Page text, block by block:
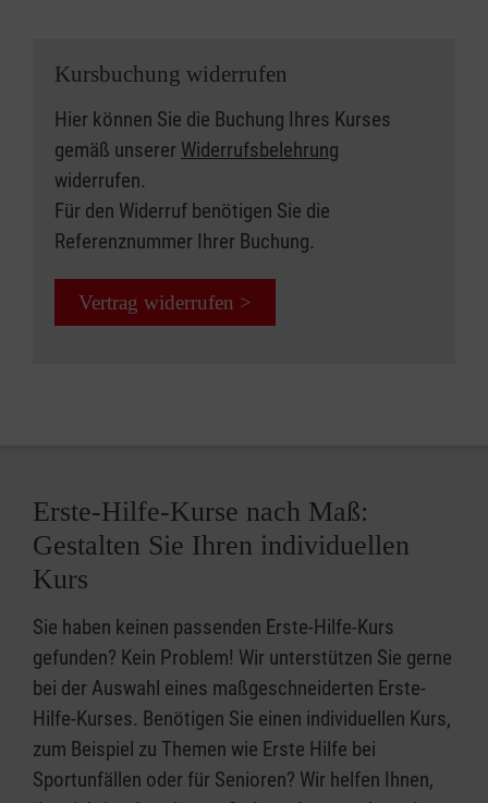
Kursbuchung widerrufen
Hier können Sie die Buchung Ihres Kurses
gemäß unserer Widerrufsbelehrung
widerrufen.
Für den Widerruf benötigen Sie die
Referenznummer Ihrer Buchung.
Vertrag widerrufen >
Erste-Hilfe-Kurse nach Maß:
Gestalten Sie Ihren individuellen
Kurs
Sie haben keinen passenden Erste-Hilfe-Kurs
gefunden? Kein Problem! Wir unterstützen Sie gerne
bei der Auswahl eines maßgeschneiderten Erste-
Hilfe-Kurses. Benötigen Sie einen individuellen Kurs,
zum Beispiel zu Themen wie Erste Hilfe bei
Sportunfällen oder für Senioren? Wir helfen Ihnen,